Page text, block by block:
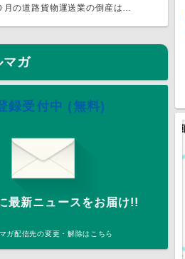
月の道路貨物運送業の倒産は…
マガ
録受付中 (無料)
最新ニュースをお届け!!
ガ配信先の変更・解除はこちら